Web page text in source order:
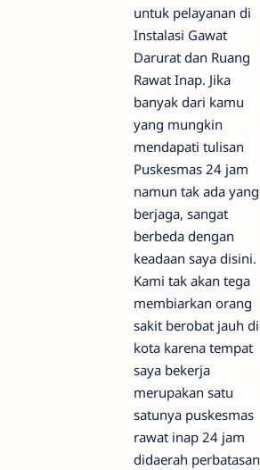
untuk pelayanan di
Instalasi Gawat
Darurat dan Ruang
Rawat Inap. Jika
banyak dari kamu
yang mungkin
mendapati tulisan
Puskesmas 24 jam
namun tak ada yang
berjaga, sangat
berbeda dengan
keadaan saya disini.
Kami tak akan tega
membiarkan orang
sakit berobat jauh di
kota karena tempat
saya bekerja
merupakan satu
satunya puskesmas
rawat inap 24 jam
didaerah perbatasan